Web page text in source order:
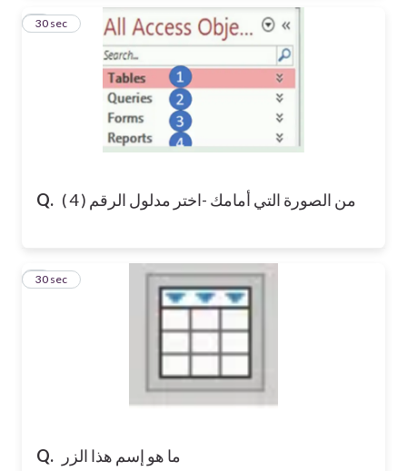
Q. من الصورة التي أمامك -اختر مدلول الرقم ( 4 )
5
30 sec
Q. ما هو إسم هذا الزر
6
30 sec